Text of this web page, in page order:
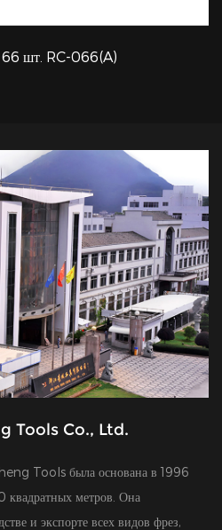
ПРОСМОТР
66 шт. RC-066(A)
Tools Co., Ltd.
Tools была основана в 1996
метров. Она
и экспорте всех видов фрез,